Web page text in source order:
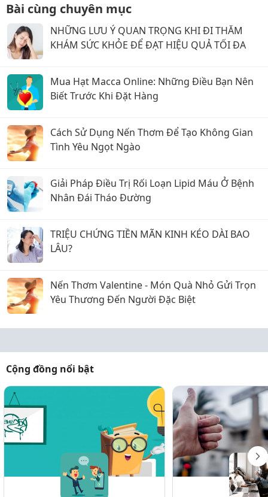
Bài cùng chuyên mục
NHỮNG LƯU Ý QUAN TRỌNG KHI ĐI THĂM
KHÁM SỨC KHỎE ĐỂ ĐẠT HIỆU QUẢ TỐI ĐA
Mua Hạt Macca Online: Những Điều Bạn Nên
Biết Trước Khi Đặt Hàng
Cách Sử Dụng Nến Thơm Để Tạo Không Gian
Tình Yêu Ngọt Ngào
Giải Pháp Điều Trị Rối Loạn Lipid Máu Ở Bệnh
Nhân Đái Tháo Đường
TRIỆU CHỨNG TIỀN MÃN KINH KÉO DÀI BAO
LÂU?
Nến Thơm Valentine - Món Quà Nhỏ Gửi Trọn
Yêu Thương Đến Người Đặc Biệt
Cộng đồng nổi bật